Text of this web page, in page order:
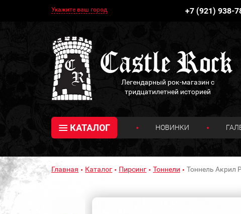
Укажите ваш город +7 (921) 938-
Легендарный рок-магазин с
тридцатилетней историей
КАТАЛОГ НОВИНКИ
Главная Каталог Пирсинг Тоннели Тоннель Акрил